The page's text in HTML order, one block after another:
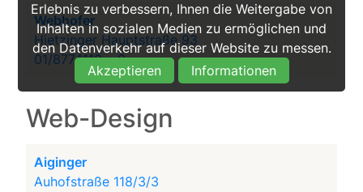
Erlebnis zu verbessern, Ihnen die Weitergabe von
Inhalten in sozialen Medien zu ermöglichen und
den Datenverkehr auf dieser Website zu messen.
Akzeptieren
Informationen
Webhofer
Hietzinger Hauptstraße 93
01/8774118...-0
Web-Design
Aiginger
Auhofstraße 118/3/3